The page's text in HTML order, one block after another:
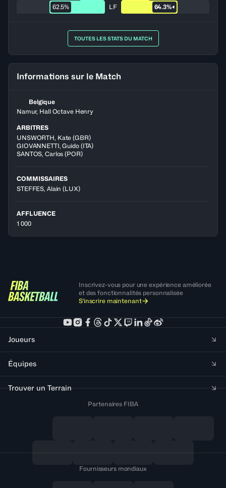
62.5%
LF 64.3%
TOUTES LES STATS DU MATCH
Informations sur le Match
Belgique
Namur, Hall Octave Henry
ARBITRES
UNSWORTH, Kate (GBR)
GIOVANNETTI,Guido(ITA)
SANTOS,Carlos (POR)
COMMISSAIRES
STEFFES, Alain (LUX)
AFFLUENCE
1 000
Inscrivez-vous pour une expérience améliorée
et des fonctionnalités personnalisée
S'inscrire maintenant
Joueurs
Équipes
Trouver un Terrain
Partenaires FIBA
Fournisseurs mondiaux